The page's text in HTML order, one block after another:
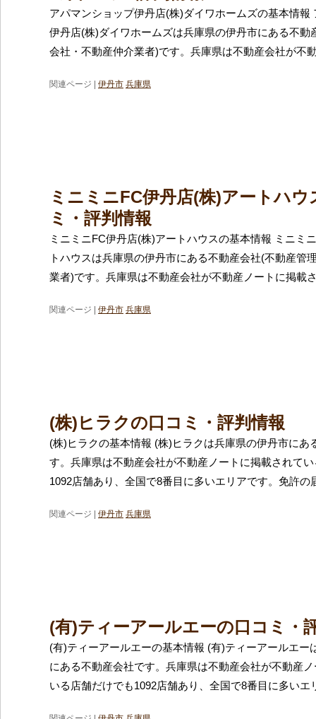
アパマンショップ伊丹店(株)ダイワホームズの基本情報
伊丹店(株)ダイワホームズは兵庫県の伊丹市にある不動
会社・不動産仲介業者)です。兵庫県は不動産会社が不
関連ページ | 伊丹市 兵庫県
ミニミニFC伊丹店(株)アートハウ
ミ・評判情報
ミニミニFC伊丹店(株)アートハウスの基本情報 ミニミ
トハウスは兵庫県の伊丹市にある不動産会社(不動産管
業者)です。兵庫県は不動産会社が不動産ノートに掲載
関連ページ | 伊丹市 兵庫県
(株)ヒラクの口コミ・評判情報
(株)ヒラクの基本情報 (株)ヒラクは兵庫県の伊丹市にあ
す。兵庫県は不動産会社が不動産ノートに掲載されて
1092店舗あり、全国で8番目に多いエリアです。免許の
関連ページ | 伊丹市 兵庫県
(有)ティーアールエーの口コミ・
(有)ティーアールエーの基本情報 (有)ティーアールエー
にある不動産会社です。兵庫県は不動産会社が不動産
いる店舗だけでも1092店舗あり、全国で8番目に多いエ